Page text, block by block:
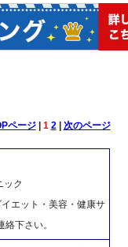
ページ| 1 2| 次のページ
ック
エット・美容・健康サ
下さい。